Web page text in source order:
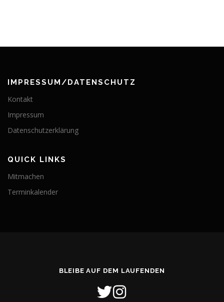
IMPRESSUM/DATENSCHUTZ
Kontakt
Impressum
Datenschutzerklärung
QUICK LINKS
Mitmachen
Terminkalender
BLEIBE AUF DEM LAUFENDEN